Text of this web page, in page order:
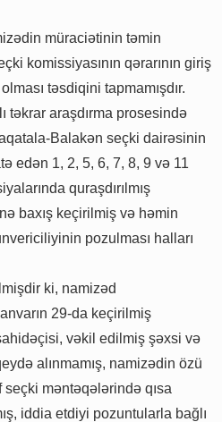
müraciətinin təmin
komissiyasının qərarının giriş
təsdiqini tapmamışdır.
təkrar araşdırma prosesində
Balakən seçki dairəsinin
edən 1, 2, 5, 6, 7, 8, 9 və 11
quraşdırılmış
baxış keçirilmiş və həmin
pozulması halları
ki, namizəd
29-da keçirilmiş
vəkil edilmiş şəxsi və
alınmamış, namizədin özü
məntəqələrində qısa
iddia etdiyi pozuntularla bağlı